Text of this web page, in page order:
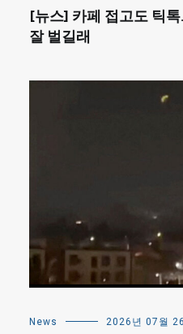
[뉴스] 카페 접고도 틱
잘 벌길래
News 2026년 07월